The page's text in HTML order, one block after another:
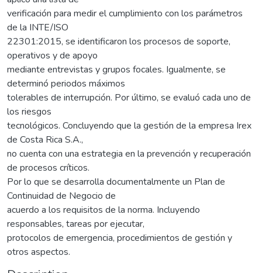
verificación para medir el cumplimiento con los parámetros
de la INTE/ISO
22301:2015, se identificaron los procesos de soporte,
operativos y de apoyo
mediante entrevistas y grupos focales. Igualmente, se
determinó periodos máximos
tolerables de interrupción. Por último, se evaluó cada uno de
los riesgos
tecnológicos. Concluyendo que la gestión de la empresa Irex
de Costa Rica S.A.,
no cuenta con una estrategia en la prevención y recuperación
de procesos críticos.
Por lo que se desarrolla documentalmente un Plan de
Continuidad de Negocio de
acuerdo a los requisitos de la norma. Incluyendo
responsables, tareas por ejecutar,
protocolos de emergencia, procedimientos de gestión y
otros aspectos.